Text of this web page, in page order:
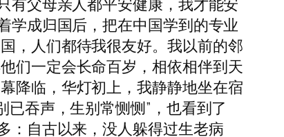
有父母亲人都平安健康，我才能安
学成归国后，把在中国学到的专业
，人们都待我很友好。我以前的邻
们一定会长命百岁，相依相伴到天
降临，华灯初上，我静静地坐在宿
吞声，生别常恻恻”，也看到了
：自古以来，没人躲得过生老病